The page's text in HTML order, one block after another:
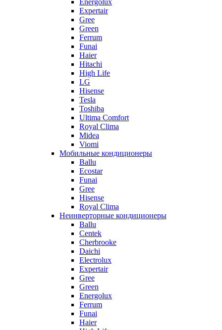
Expertair
Gree
Green
Ferrum
Funai
Haier
Hitachi
High Life
LG
Hisense
Tesla
Toshiba
Ultima Comfort
Royal Clima
Midea
Viomi
Мобильные кондиционеры
Ballu
Ecostar
Funai
Gree
Hisense
Royal Clima
Неинверторные кондиционеры
Ballu
Centek
Cherbrooke
Daichi
Electrolux
Expertair
Gree
Green
Energolux
Ferrum
Funai
Haier